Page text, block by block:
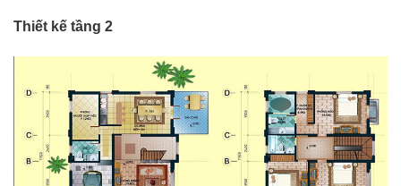
Thiết kế tầng 2